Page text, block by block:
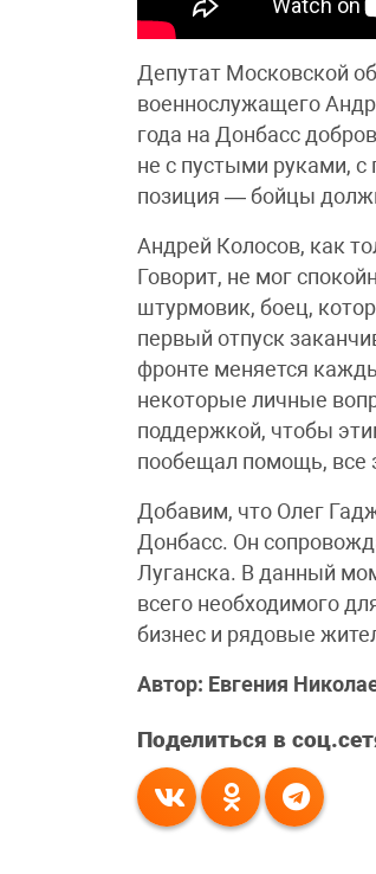
Депутат Московской
военнослужащего
года на Донбасс
не с пустыми руками, с
позиция — бойцы
Андрей Колосов, как
Говорит, не мог
штурмовик, боец,
первый отпуск
фронте меняется
некоторые личные
поддержкой, чтобы
пообещал помощь, все
Добавим, что Олег
Донбасс. Он
Луганска. В данный
всего необходимого
бизнес и рядовые
Автор: Евгения
Поделиться в